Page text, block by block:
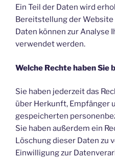
Ein Teil der Daten wird
Bereitstellung der
Daten können zur Analyse
verwendet werden.
Welche Rechte haben Sie
Sie haben jederzeit das
über Herkunft, Empfänger
gespeicherten
Sie haben außerdem ein
Löschung dieser Daten zu
Einwilligung zur